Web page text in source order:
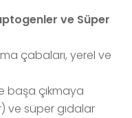
ve Süper
çabaları, yerel ve
başa çıkmaya
ve süper gıdalar